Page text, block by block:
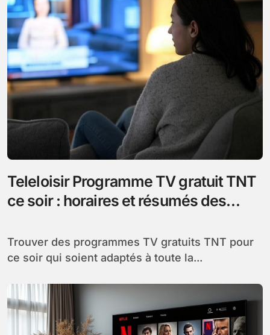
Teleloisir Programme TV gratuit TNT
ce soir : horaires et résumés des
Trouver des programmes TV gratuits TNT pour
ce soir qui soient adaptés à toute la...